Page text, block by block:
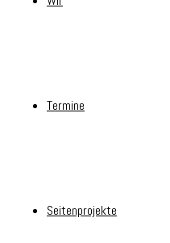
Termine
Seitenprojekte